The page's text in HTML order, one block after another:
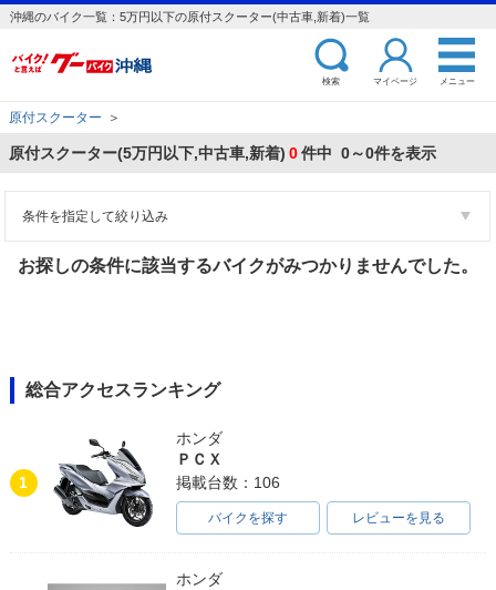
沖縄のバイク一覧：5万円以下の原付スクーター(中古車,新着)一覧
検索 マイページ メニュー
原付スクーター ＞
原付スクーター(5万円以下,中古車,新着) 0件中 0～0件を表示
条件を指定して絞り込み
お探しの条件に該当するバイクがみつかりませんでした。
総合アクセスランキング
1
ホンダ
ＰＣＸ
掲載台数：106
バイクを探す レビューを見る
ホンダ